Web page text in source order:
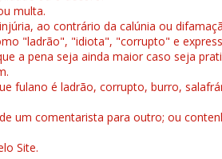
multa.
ao contrário da calúnia ou
"ladrão", "idiota", "corrupto" e
a pena seja ainda maior caso seja
fulano é ladrão, corrupto, burro,
um comentarista para outro; ou
Site.